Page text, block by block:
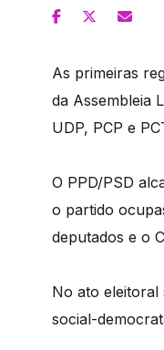
As primeiras
da Assembleia
UDP, PCP e
O PPD/PSD
o partido
deputados e o
No ato eleitoral
social-